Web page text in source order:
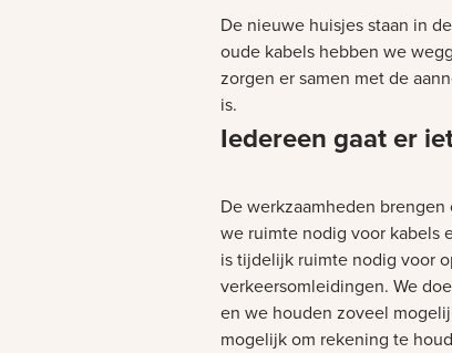
De nieuwe huisjes staan in
oude kabels hebben we
zorgen er samen met de
is.
Iedereen gaat er
De werkzaamheden
we ruimte nodig voor kabels
is tijdelijk ruimte nodig voor
verkeersomleidingen. We
en we houden zoveel
mogelijk om rekening te